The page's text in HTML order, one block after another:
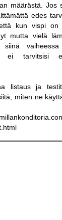
määrästä. Jos
edes
kun vispi
mutta vielä
siinä
ei tarvitsisi
listaus ja
miten ne